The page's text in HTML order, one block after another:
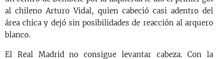
al chileno Arturo Vidal, quien cabeció casi adentro del
área chica y dejó sin posibilidades de reacción al arquero
blanco.
El Real Madrid no consigue levantar cabeza. Con la